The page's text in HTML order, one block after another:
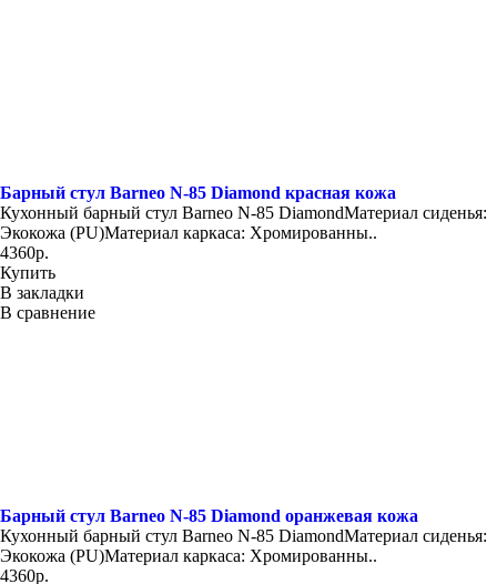
Барный стул Barneo N-85 Diamond красная кожа
Кухонный барный стул Barneo N-85 DiamondМатериал сиденья:
Экокожа (PU)Материал каркаса: Хромированны..
4360р.
Купить
В закладки
В сравнение
Барный стул Barneo N-85 Diamond оранжевая кожа
Кухонный барный стул Barneo N-85 DiamondМатериал сиденья:
Экокожа (PU)Материал каркаса: Хромированны..
4360р.